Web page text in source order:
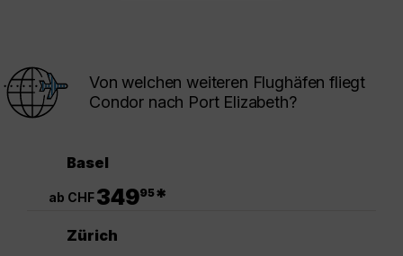
Von welchen weiteren Flughäfen fliegt
Condor nach Port Elizabeth?
Basel
ab CHF34995*
Zürich